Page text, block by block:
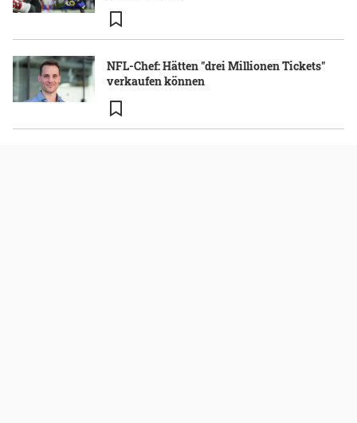
NFL-Chef: Hätten "drei Millionen Tickets"
verkaufen können